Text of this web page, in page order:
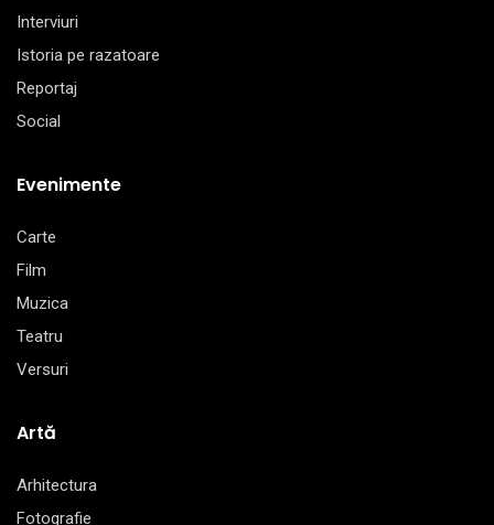
Interviuri
Istoria pe razatoare
Reportaj
Social
Evenimente
Carte
Film
Muzica
Teatru
Versuri
Artă
Arhitectura
Fotografie